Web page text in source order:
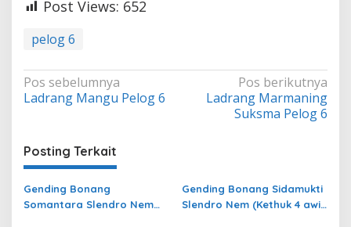
Post Views: 652
pelog 6
Navigasi
pos
Pos sebelumnya
Ladrang Mangu Pelog 6
Pos berikutnya
Ladrang Marmaning
Suksma Pelog 6
Posting Terkait
Gending Bonang
Somantara Slendro Nem
Gending Bonang Sidamukti
Slendro Nem (Kethuk 4 awis